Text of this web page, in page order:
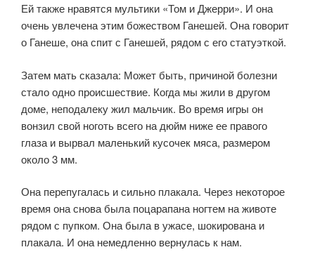
Ей также нравятся мультики «Том и Джерри». И она
очень увлечена этим божеством Ганешей. Она говорит
о Ганеше, она спит с Ганешей, рядом с его статуэткой.
Затем мать сказала: Может быть, причиной болезни
стало одно происшествие. Когда мы жили в другом
доме, неподалеку жил мальчик. Во время игры он
вонзил свой ноготь всего на дюйм ниже ее правого
глаза и вырвал маленький кусочек мяса, размером
около 3 мм.
Она перепугалась и сильно плакала. Через некоторое
время она снова была поцарапана ногтем на животе
рядом с пупком. Она была в ужасе, шокирована и
плакала. И она немедленно вернулась к нам.